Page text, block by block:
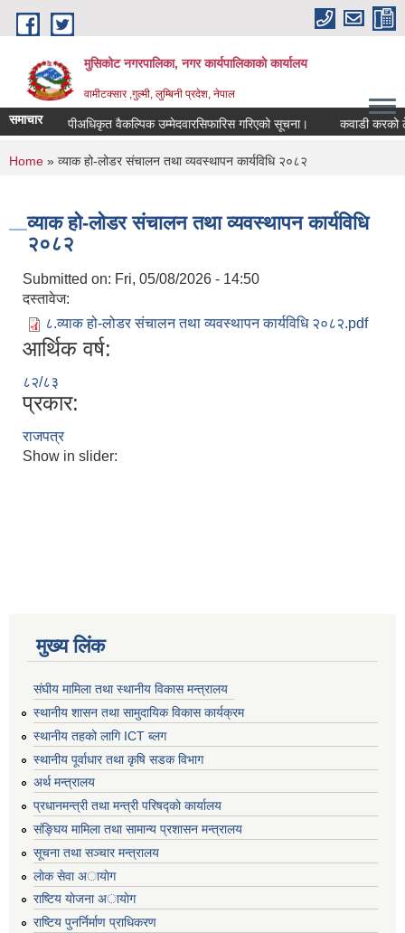
Skip to main content
मुसिकोट नगरपालिका, नगर कार्यपालिकाकाे कार्यालय
वामीटक्सार ,गुल्मी, लुम्बिनी प्रदेश, नेपाल
समाचारनापीअधिकृत वैकल्पिक उम्मेदवारसिफारिस गरिएको सूचना। कवाडी करको
You are here
Home » व्याक हो-लोडर संचालन तथा व्यवस्थापन कार्यविधि २०८२
व्याक हो-लोडर संचालन तथा व्यवस्थापन कार्यविधि
२०८२
Submitted on: Fri, 05/08/2026 - 14:50
दस्तावेज:
८.व्याक हो-लोडर संचालन तथा व्यवस्थापन कार्यविधि २०८२.pdf
आर्थिक वर्ष:
८२/८३
प्रकार:
राजपत्र
Show in slider:
मुख्य लिंक
संघीय मामिला तथा स्थानीय विकास मन्त्रालय
स्थानीय शासन तथा सामुदायिक विकास कार्यक्रम
स्थानीय तहको लागि ICT ब्लग
स्थानीय पूर्वाधार तथा कृषि सडक विभाग
अर्थ मन्त्रालय
प्रधानमन्त्री तथा मन्त्री परिषद्काे कार्यालय
संङ्घिय मामिला तथा सामान्य प्रशासन मन्त्रालय
सूचना तथा सञ्चार मन्त्रालय
लाेक सेवा अायाेग
राष्टिय याेजना अायाेग
राष्टिय पुनर्निर्माण प्राधिकरण